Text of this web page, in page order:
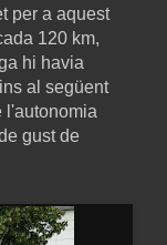
per a aquest
120 km,
hi havia
al següent
l'autonomia
gust de